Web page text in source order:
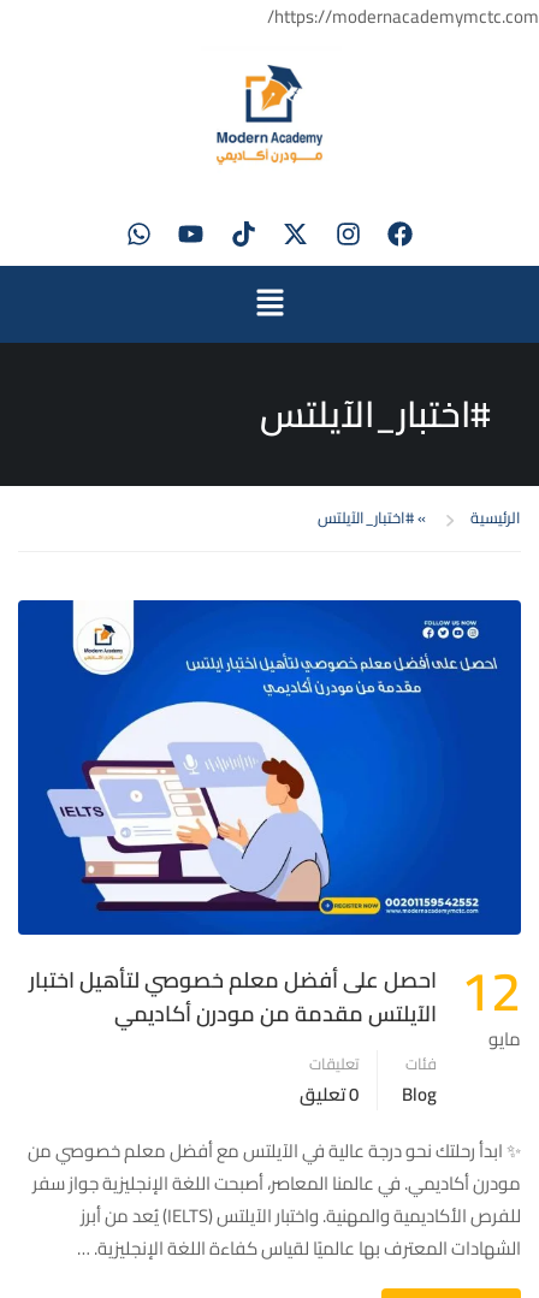
https://modernacademymctc.com/
#اختبار_الآيلتس
الرئيسية »#اختبار_الآيلتس
12
مايو
احصل على أفضل معلم خصوصي لتأهيل اختبار
الآيلتس مقدمة من مودرن أكاديمي
فئات
Blog
تعليقات
0 تعليق
✨ ابدأ رحلتك نحو درجة عالية في الآيلتس مع أفضل معلم خصوصي من
مودرن أكاديمي. في عالمنا المعاصر، أصبحت اللغة الإنجليزية جواز سفر
للفرص الأكاديمية والمهنية. واختبار الآيلتس (IELTS) يُعد من أبرز
الشهادات المعترف بها عالميًا لقياس كفاءة اللغة الإنجليزية. …